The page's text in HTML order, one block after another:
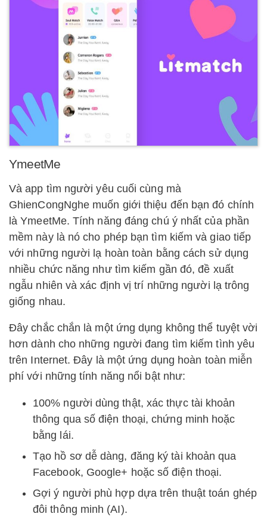
YmeetMe
Và app tìm người yêu cuối cùng mà
GhienCongNghe muốn giới thiệu đến bạn đó chính
là YmeetMe. Tính năng đáng chú ý nhất của phần
mềm này là nó cho phép bạn tìm kiếm và giao tiếp
với những người lạ hoàn toàn bằng cách sử dụng
nhiều chức năng như tìm kiếm gần đó, đề xuất
ngẫu nhiên và xác định vị trí những người lạ trông
giống nhau.
Đây chắc chắn là một ứng dụng không thể tuyệt vời
hơn dành cho những người đang tìm kiếm tình yêu
trên Internet. Đây là một ứng dụng hoàn toàn miễn
phí với những tính năng nổi bật như:
100% người dùng thật, xác thực tài khoản
thông qua số điện thoại, chứng minh hoặc
bằng lái.
Tạo hồ sơ dễ dàng, đăng ký tài khoản qua
Facebook, Google+ hoặc số điện thoại.
Gợi ý người phù hợp dựa trên thuật toán ghép
đôi thông minh (AI).